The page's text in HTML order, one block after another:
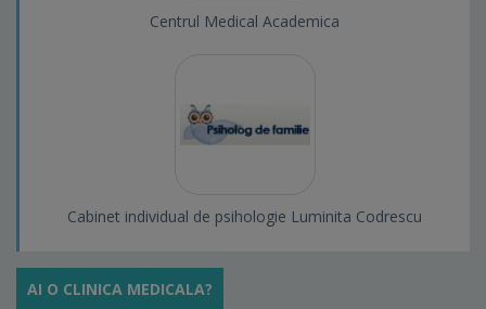
Centrul Medical Academica
Cabinet individual de psihologie Luminita Codrescu
AI O CLINICA MEDICALA?